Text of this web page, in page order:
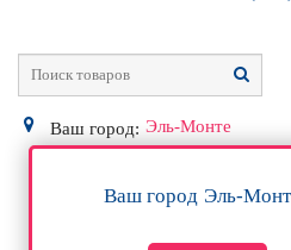
Ваш город: Эль-Монте
Ваш город Эль- 0